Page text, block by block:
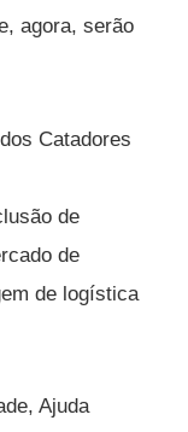
agora, serão
Catadores
de
de
de logística
Ajuda